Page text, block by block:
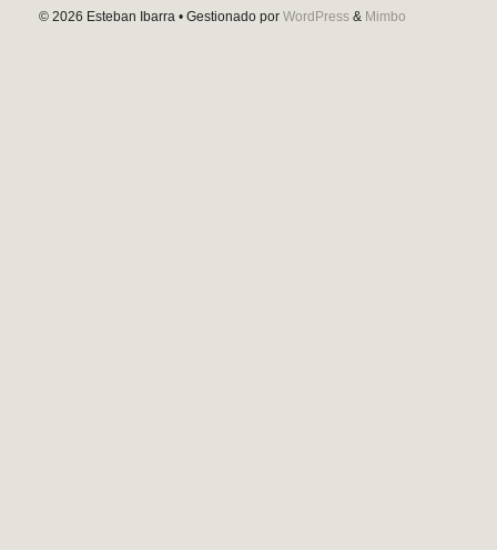
© 2026 Esteban Ibarra • Gestionado por WordPress & Mimbo